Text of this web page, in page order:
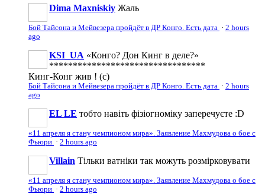
Dima Maxniskiy Жаль
Бой Тайсона и Мейвезера пройдёт в ДР Конго. Есть дата · 2 hours
ago
KSI_UA «Конго? Дон Кинг в деле?»
*********************************
Кинг-Конг жив ! (c)
Бой Тайсона и Мейвезера пройдёт в ДР Конго. Есть дата · 2 hours
ago
EL LE тобто навіть фізіогноміку заперечуєте :D
«11 апреля я стану чемпионом мира». Заявление Махмудова о бое с
Фьюри · 2 hours ago
Villain Тільки ватніки так можуть розмірковувати
«11 апреля я стану чемпионом мира». Заявление Махмудова о бое с
Фьюри · 2 hours ago